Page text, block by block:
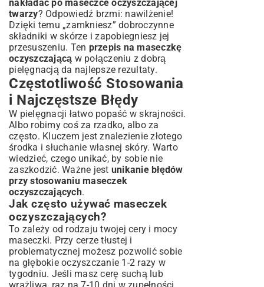
nakładać po maseczce oczyszczającej
twarzy? Odpowiedź brzmi: nawilżenie!
Dzięki temu „zamkniesz” dobroczynne
składniki w skórze i zapobiegniesz jej
przesuszeniu. Ten przepis na maseczkę
oczyszczającą w połączeniu z dobrą
pielęgnacją da najlepsze rezultaty.
Częstotliwość Stosowania
i Najczęstsze Błędy
W pielęgnacji łatwo popaść w skrajności.
Albo robimy coś za rzadko, albo za
często. Kluczem jest znalezienie złotego
środka i słuchanie własnej skóry. Warto
wiedzieć, czego unikać, by sobie nie
zaszkodzić. Ważne jest unikanie błędów
przy stosowaniu maseczek
oczyszczających.
Jak często używać maseczek
oczyszczających?
To zależy od rodzaju twojej cery i mocy
maseczki. Przy cerze tłustej i
problematycznej możesz pozwolić sobie
na głębokie oczyszczanie 1-2 razy w
tygodniu. Jeśli masz cerę suchą lub